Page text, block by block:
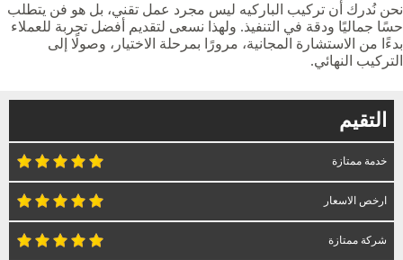
نحن نُدرك أن تركيب الباركيه ليس مجرد عمل تقني، بل هو فن يتطلب
حسًا جماليًا ودقة في التنفيذ. ولهذا نسعى لتقديم أفضل تجربة للعملاء
بدءًا من الاستشارة المجانية، مرورًا بمرحلة الاختيار، وصولًا إلى
التركيب النهائي.
التقيم
خدمة ممتازة
ارخص الاسعار
شركة ممتازة